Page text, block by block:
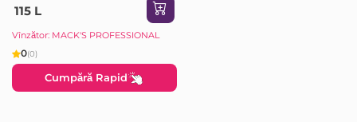
115 L
Vînzător: MACK'S PROFESSIONAL
0(0)
Cumpără Rapid